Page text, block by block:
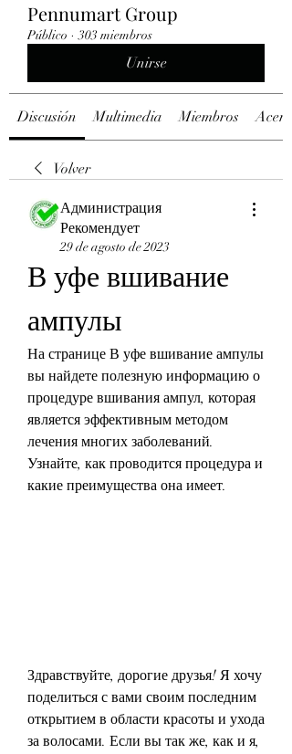
Pennumart Group
Público · 303 miembros
Unirse
Discusión Multimedia Miembros
Volver
Администрация
Рекомендует
29 de agosto de 2023
В уфе вшивание
ампулы
На странице В уфе вшивание ампулы
вы найдете полезную информацию о
процедуре вшивания ампул, которая
является эффективным методом
лечения многих заболеваний.
Узнайте, как проводится процедура и
какие преимущества она имеет.
Здравствуйте, дорогие друзья! Я хочу
поделиться с вами своим последним
открытием в области красоты и ухода
за волосами. Если вы так же, как и я,